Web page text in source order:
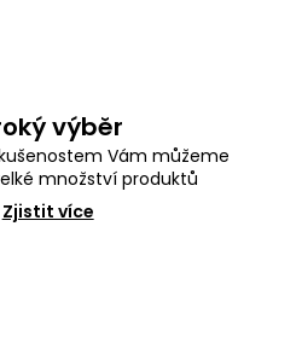
výběr
Vám můžeme
množství produktů
Zjistit více